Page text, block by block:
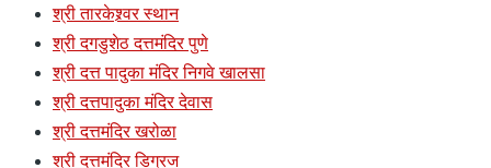
श्री तारकेश्र्वर स्थान
श्री दगडुशेठ दत्तमंदिर पुणे
श्री दत्त पादुका मंदिर निगवे खालसा
श्री दत्तपादुका मंदिर देवास
श्री दत्तमंदिर खरोळा
श्री दत्तमंदिर डिग्रज